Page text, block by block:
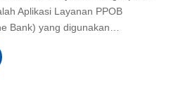
Aplikasi Layanan PPOB
Bank) yang digunakan…